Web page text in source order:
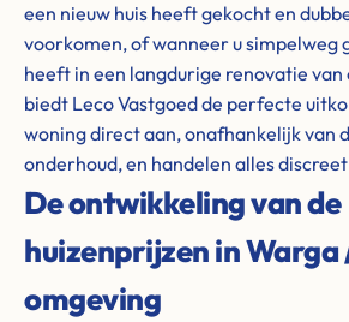
een nieuw huis heeft gekocht en
voorkomen, of wanneer u simpelweg
heeft in een langdurige renovatie van
biedt Leco Vastgoed de perfecte
woning direct aan, onafhankelijk van
onderhoud, en handelen alles
De ontwikkeling van de
huizenprijzen in Warga
omgeving